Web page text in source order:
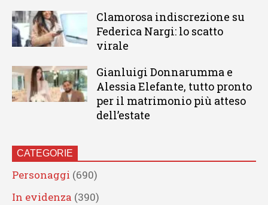
Clamorosa indiscrezione su
Federica Nargi: lo scatto
virale
Gianluigi Donnarumma e
Alessia Elefante, tutto pronto
per il matrimonio più atteso
dell’estate
CATEGORIE
Personaggi (690)
In evidenza (390)